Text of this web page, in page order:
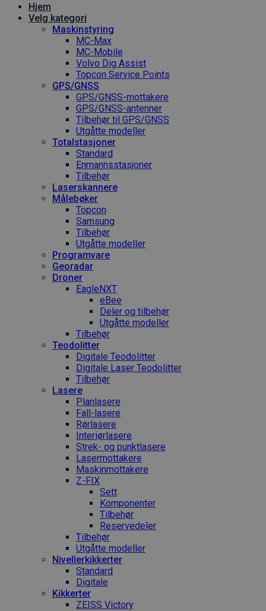
Hjem
Velg kategori
Maskinstyring
MC-Max
MC-Mobile
Volvo Dig Assist
Topcon Service Points
GPS/GNSS
GPS/GNSS-mottakere
GPS/GNSS-antenner
Tilbehør til GPS/GNSS
Utgåtte modeller
Totalstasjoner
Standard
Enmannsstasjoner
Tilbehør
Laserskannere
Målebøker
Topcon
Samsung
Tilbehør
Utgåtte modeller
Programvare
Georadar
Droner
EagleNXT
eBee
Deler og tilbehør
Utgåtte modeller
Tilbehør
Teodolitter
Digitale Teodolitter
Digitale Laser Teodolitter
Tilbehør
Lasere
Planlasere
Fall-lasere
Rørlasere
Interiør­lasere
Strek- og punktlasere
Laser­mottakere
Maskin­mottakere
Z-FIX
Sett
Komponenter
Tilbehør
Reservedeler
Tilbehør
Utgåtte modeller
Nivellerkikkerter
Standard
Digitale
Kikkerter
ZEISS Victory